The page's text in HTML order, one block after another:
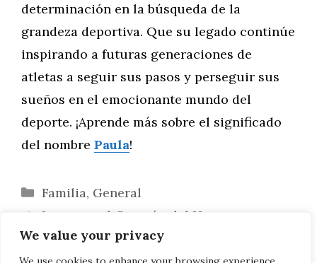
We value your privacy
determinación en la búsqueda de la
grandeza deportiva. Que su legado continúe
inspirando a futuras generaciones de
atletas a seguir sus pasos y perseguir sus
sueños en el emocionante mundo del
deporte. ¡Aprende más sobre el significado
del nombre Paula!
Categorías
Familia, General
Laura en el Corazón del Hogar:
Dinámicas Familiares y Perspectivas